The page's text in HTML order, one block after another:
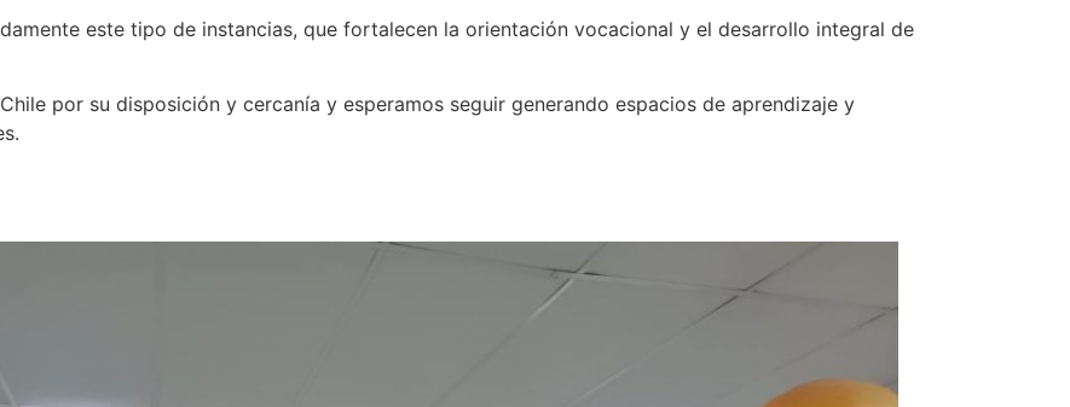
este tipo de instancias, que fortalecen la orientación vocacional y el desarrollo integral de
por su disposición y cercanía y esperamos seguir generando espacios de aprendizaje y